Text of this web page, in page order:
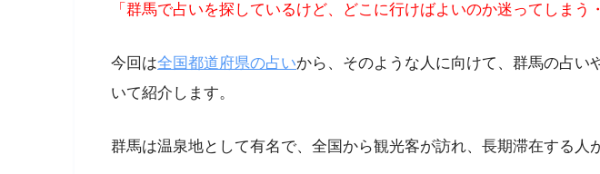
「群馬で占いを探しているけど、どこに行けばよいのか迷ってしまう
今回は全国都道府県の占いから、そのような人に向けて、群馬の占い
いて紹介します。
群馬は温泉地として有名で、全国から観光客が訪れ、長期滞在する人